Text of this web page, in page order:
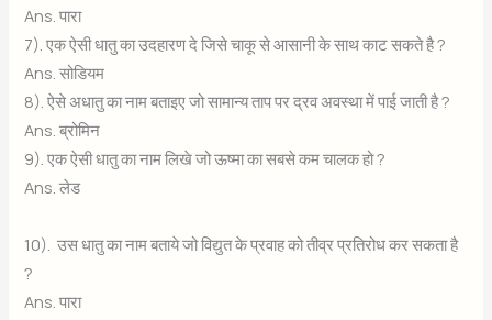
Ans. पारा
7). एक ऐसी धातु का उदहारण दे जिसे चाकू से आसानी के साथ काट सकते है ?
Ans. सोडियम
8). ऐसे अधातु का नाम बताइए जो सामान्य ताप पर द्रव अवस्था में पाई जाती है ?
Ans. ब्रोमिन
9). एक ऐसी धातु का नाम लिखे जो ऊष्मा का सबसे कम चालक हो ?
Ans. लेड
10). उस धातु का नाम बताये जो विद्युत के प्रवाह को तीव्र प्रतिरोध कर सकता है
?
Ans. पारा